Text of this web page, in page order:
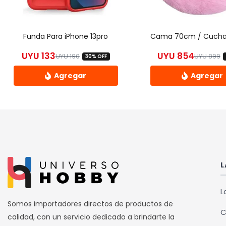
Funda Para iPhone 13pro
UYU190El precio original era: UYU 190.
UYU 133 El precio actual es: UYU 133.
30% OFF
Las
opciones
se
pueden
elegir
UYU899
UYU 854
elegir
Somos importadores directos de productos de
calidad, con un servicio dedicado a brindarte la